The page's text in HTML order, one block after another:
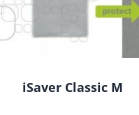
iSaver Classic M